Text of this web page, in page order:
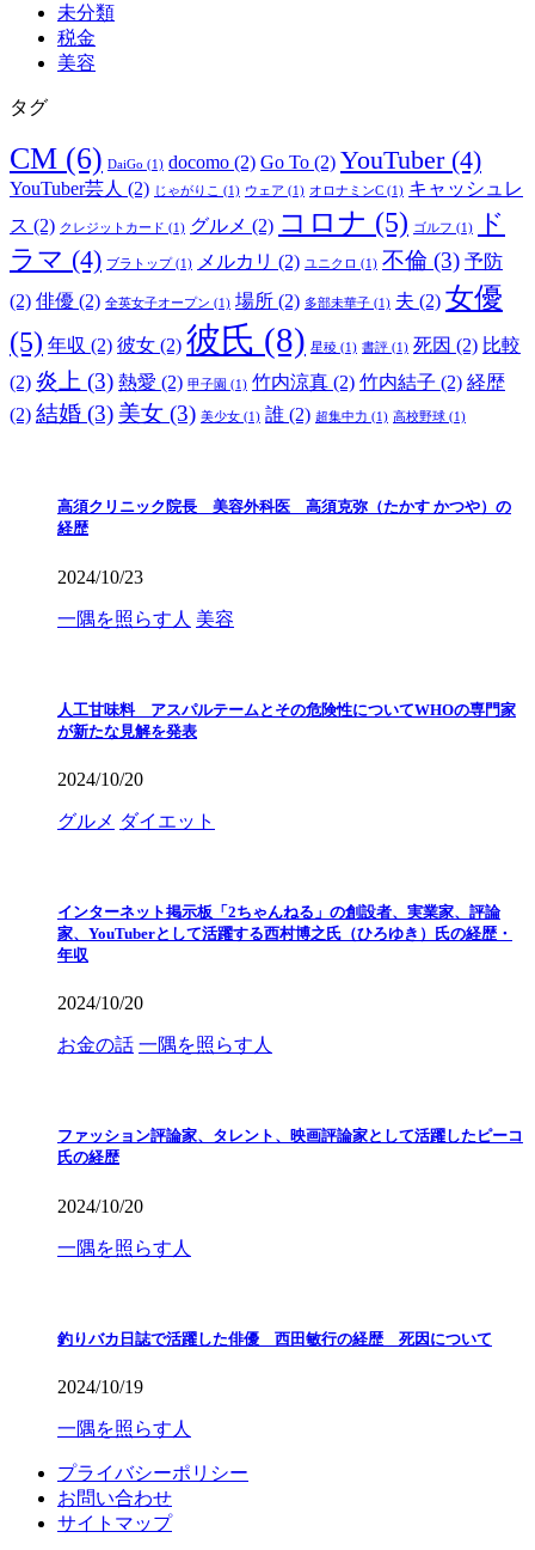
未分類
税金
美容
タグ
CM (6) DaiGo (1) docomo (2) Go To (2) YouTuber(4)
YouTuber芸人 (2) じゃがりこ (1) ウェア (1) オロナミンC (1) キャッシュレ
ス (2) クレジットカード (1) グルメ (2) コロナ (5) ゴルフ (1)
ド
ラマ (4) ブラトップ(1) メルカリ (2) ユニクロ (1) 不倫 (3) 予防
(2) 俳優 (2) 全英女子オープン (1) 場所 (2) 多部未華子 (1) 夫 (2) 女優
(5) 年収 (2) 彼女 (2) 彼氏 (8) 星稜 (1) 書評 (1) 死因 (2) 比較
(2) 炎上 (3) 熱愛 (2) 甲子園 (1) 竹内涼真 (2) 竹内結子 (2) 経歴
(2) 結婚 (3) 美女 (3) 美少女 (1) 誰 (2) 超集中力 (1) 高校野球 (1)
高須クリニック院長 美容外科医 高須克弥（たかす かつや）の
経歴
2024/10/23
一隅を照らす人 美容
人工甘味料 アスパルテームとその危険性についてWHOの専門家
が新たな見解を発表
2024/10/20
グルメ ダイエット
インターネット掲示板「2ちゃんねる」の創設者、実業家、評論
家、YouTuberとして活躍する西村博之氏（ひろゆき）氏の経歴・
年収
2024/10/20
お金の話 一隅を照らす人
ファッション評論家、タレント、映画評論家として活躍したピーコ
氏の経歴
2024/10/20
一隅を照らす人
釣りバカ日誌で活躍した俳優 西田敏行の経歴 死因について
2024/10/19
一隅を照らす人
プライバシーポリシー
お問い合わせ
サイトマップ